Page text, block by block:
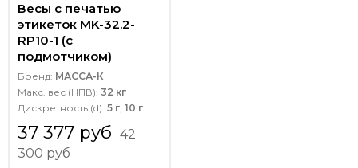
Весы с печатью
этикеток MK-32.2-
RP10-1 (с
подмотчиком)
Бренд: МАССА-К
Макс. вес (НПВ): 32 кг
Дискретность (d): 5 г, 10 г
37 377 руб 42
300 руб